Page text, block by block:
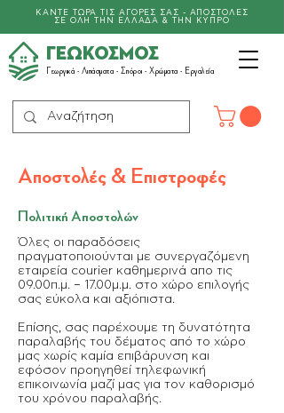
ΚΑΝΤΕ ΤΩΡΑ ΤΙΣ ΑΓΟΡΕΣ ΣΑΣ - ΑΠΟΣΤΟΛΕΣ
ΣΕ ΟΛΗ ΤΗΝ ΕΛΛΑΔΑ & ΤΗΝ ΚΥΠΡΟ
ΓΕΩΚΟΣΜΟΣ
Γεωργικά - Λιπάσματα - Σπόροι - Χρώματα - Εργαλεία
Αποστολές & Επιστροφές
Πολιτική Αποστολών
Όλες οι παραδόσεις
πραγματοποιούνται με συνεργαζόμενη
εταιρεία courier καθημερινά απο τις
09.00π.μ. – 17.00μ.μ. στο χώρο επιλογής
σας εύκολα και αξιόπιστα.
Επίσης, σας παρέχουμε τη δυνατότητα
παραλαβής του δέματος από το χώρο
μας χωρίς καμία επιβάρυνση και
εφόσον προηγηθεί τηλεφωνική
επικοινωνία μαζί μας για τον καθορισμό
του χρόνου παραλαβής.